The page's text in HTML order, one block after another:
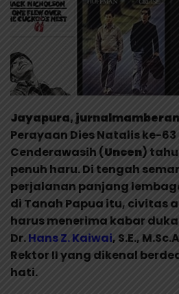
Jayapura,
Perayaan Dies Natalis ke-
Cenderawasih (Uncen)
penuh haru. Di tengah
perjalanan panjang
di Tanah Papua itu, civitas
harus menerima kabar
Dr.Hans Z. Kaiwai, S.E.,
Rektor II yang dikenal
hati.